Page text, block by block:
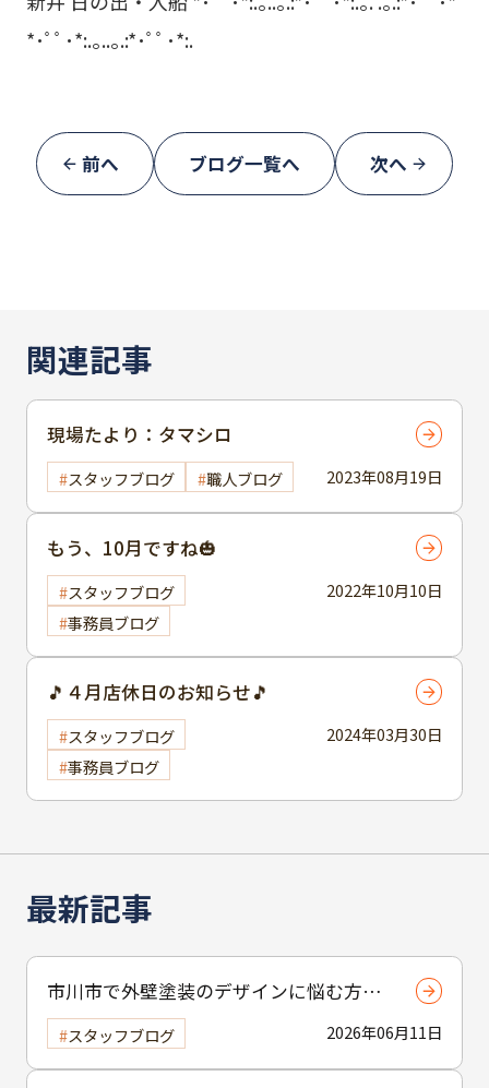
*･ﾟﾟ･*:.｡..｡.:*･ﾟﾟ･*:.
前へ ブログ一覧へ 次へ
最新記事
市川市で外壁塗装のデザインに悩む方へ
｜ 色選びの失敗を防ぐポイント
2026年06月11日
スタッフブログ
関連記事
2023年08月19日
現場たより：タマシロ
スタッフブログ 職人ブログ
2022年10月10日
もう、10月ですね🎃
スタッフブログ
事務員ブログ
2024年03月30日
🎵４月店休日のお知らせ🎵
スタッフブログ
事務員ブログ